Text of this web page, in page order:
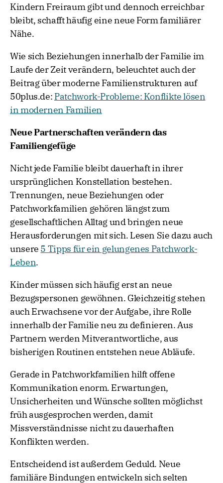
Kindern Freiraum gibt und dennoch erreichbar
bleibt, schafft häufig eine neue Form familiärer
Nähe.
Wie sich Beziehungen innerhalb der Familie im
Laufe der Zeit verändern, beleuchtet auch der
Beitrag über moderne Familienstrukturen auf
50plus.de: Patchwork-Probleme: Konflikte lösen
in modernen Familien
Neue Partnerschaften verändern das
Familiengefüge
Nicht jede Familie bleibt dauerhaft in ihrer
ursprünglichen Konstellation bestehen.
Trennungen, neue Beziehungen oder
Patchworkfamilien gehören längst zum
gesellschaftlichen Alltag und bringen neue
Herausforderungen mit sich. Lesen Sie dazu auch
unsere 5 Tipps für ein gelungenes Patchwork-
Leben.
Kinder müssen sich häufig erst an neue
Bezugspersonen gewöhnen. Gleichzeitig stehen
auch Erwachsene vor der Aufgabe, ihre Rolle
innerhalb der Familie neu zu definieren. Aus
Partnern werden Mitverantwortliche, aus
bisherigen Routinen entstehen neue Abläufe.
Gerade in Patchworkfamilien hilft offene
Kommunikation enorm. Erwartungen,
Unsicherheiten und Wünsche sollten möglichst
früh ausgesprochen werden, damit
Missverständnisse nicht zu dauerhaften
Konflikten werden.
Entscheidend ist außerdem Geduld. Neue
familiäre Bindungen entwickeln sich selten